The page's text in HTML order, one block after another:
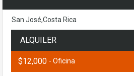
San José,Costa Rica
ALQUILER
$12,000 - Oficina